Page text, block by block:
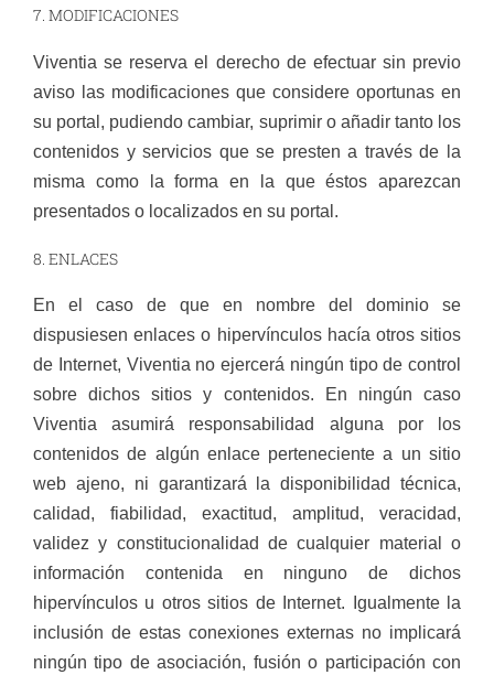
7. MODIFICACIONES
Viventia se reserva el derecho de efectuar sin previo
aviso las modificaciones que considere oportunas en
su portal, pudiendo cambiar, suprimir o añadir tanto los
contenidos y servicios que se presten a través de la
misma como la forma en la que éstos aparezcan
presentados o localizados en su portal.
8. ENLACES
En el caso de que en nombre del dominio se
dispusiesen enlaces o hipervínculos hacía otros sitios
de Internet, Viventia no ejercerá ningún tipo de control
sobre dichos sitios y contenidos. En ningún caso
Viventia asumirá responsabilidad alguna por los
contenidos de algún enlace perteneciente a un sitio
web ajeno, ni garantizará la disponibilidad técnica,
calidad, fiabilidad, exactitud, amplitud, veracidad,
validez y constitucionalidad de cualquier material o
información contenida en ninguno de dichos
hipervínculos u otros sitios de Internet. Igualmente la
inclusión de estas conexiones externas no implicará
ningún tipo de asociación, fusión o participación con